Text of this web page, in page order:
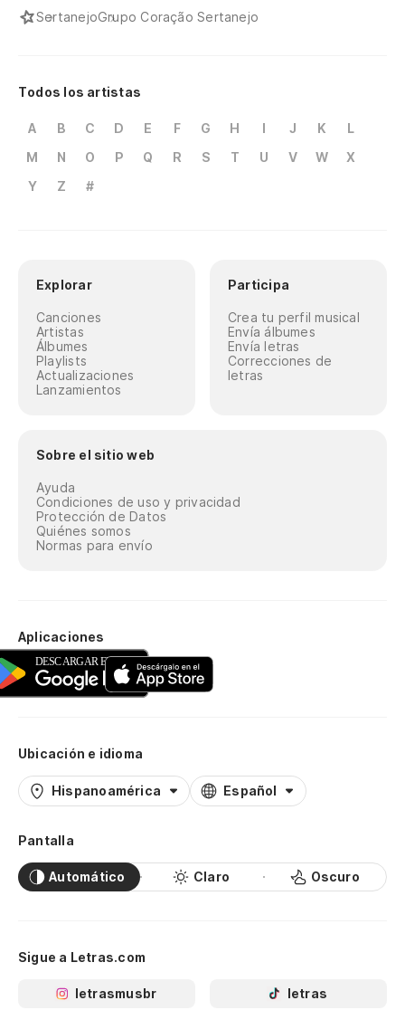
SertanejoGrupo Coração Sertanejo
Todos los artistas
A B C D E F G H I J K
L
M
N O P Q R S T U V W
X
Y
Z #
Explorar
Canciones
Artistas
Álbumes
Playlists
Actualizaciones
Lanzamientos
Participa
Crea tu perfil musical
Envía álbumes
Envía letras
Correcciones de
letras
Sobre el sitio web
Ayuda
Condiciones de uso y privacidad
Protección de Datos
Quiénes somos
Normas para envío
Aplicaciones
Ubicación e idioma
Hispanoamérica Español
Pantalla
Automático Claro Oscuro
Sigue a Letras.com
letrasmusbr letras